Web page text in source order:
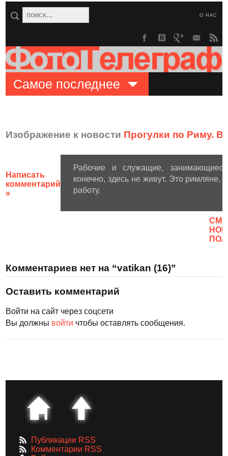
О НАС
Самое последнее
Изображение к новости Прогулки по Риму.
Написать
комментарий
»
Рабочие и служащие,
конечно, здесь не живут. Это
работу.
Комментариев нет на “vatikan (16)”
Оставить комментарий
Войти на сайт через соцсети
Вы должны войти чтобы оставлять сообщения.
Публикации RSS
Комментарии RSS